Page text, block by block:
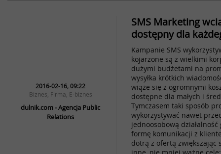
2016-02-16, 09:22
Biznes, Firma, E-biznes
dulnik.com - Agencja Public
Relations
SMS Marketing
dostępny dla
Kampanie SMS
kojarzone są z wielkimi
dużymi budżetami na
wysyłka krótkich
wiąże się z ogromnymi
dostępne dla małych i
Tymczasem taki sposób
wykorzystywać nawet
jednoosobową
formę komunikacji z
dotrą z ofertą zwiększając